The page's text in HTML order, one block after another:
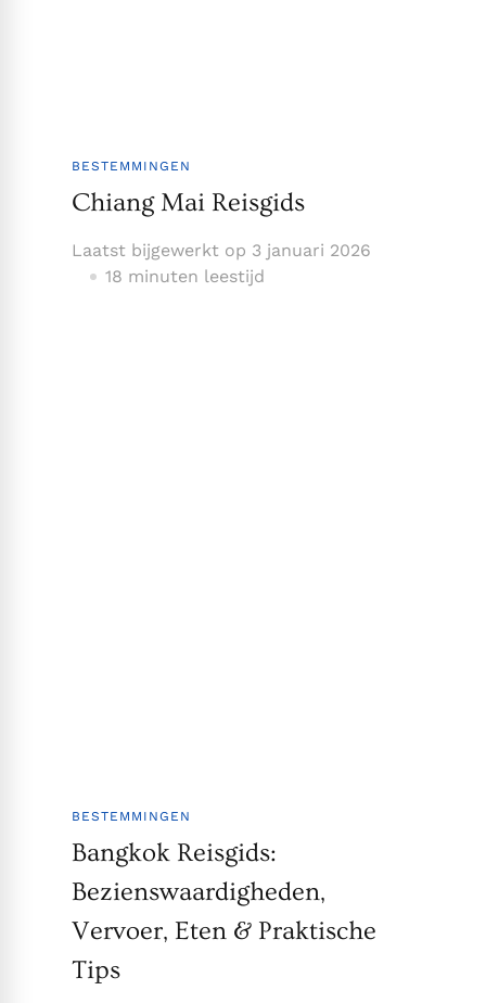
BESTEMMINGEN
Chiang Mai Reisgids
Laatst bijgewerkt op 3 januari 2026
18 minuten leestijd
BESTEMMINGEN
Bangkok Reisgids:
Bezienswaardigheden,
Vervoer, Eten & Praktische
Tips